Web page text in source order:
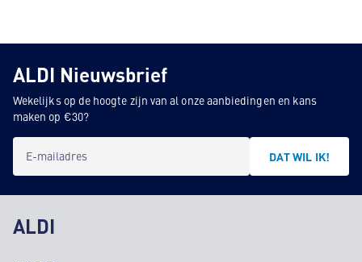
ALDI Nieuwsbrief
Wekelijks op de hoogte zijn van al onze aanbiedingen en kans
maken op €30?
E-mailadres DAT WIL IK!
ALDI